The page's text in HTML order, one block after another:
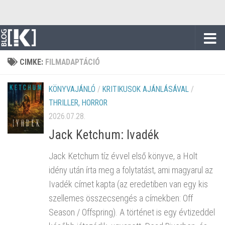
CIMKE: FILMADAPTÁCIÓ
KÖNYVAJÁNLÓ / KRITIKUSOK AJÁNLÁSÁVAL /
THRILLER, HORROR
2026.07.28.
Jack Ketchum: Ivadék
Jack Ketchum tíz évvel első könyve, a Holt
idény után írta meg a folytatást, ami magyarul az
Ivadék címet kapta (az eredetiben van egy kis
szellemes összecsengés a címekben: Off
Season / Offspring). A történet is egy évtizeddel